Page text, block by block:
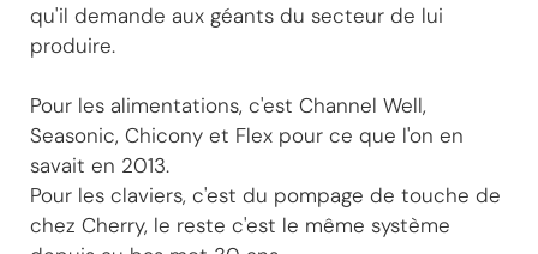
qu'il demande aux géants du secteur de lui
produire.
Pour les alimentations, c'est Channel Well,
Seasonic, Chicony et Flex pour ce que l'on en
savait en 2013.
Pour les claviers, c'est du pompage de touche de
chez Cherry, le reste c'est le même système